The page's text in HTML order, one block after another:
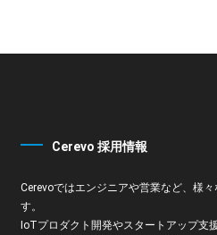
Cerevo 採用情報
Cerevoではエンジニアや営業など、様
す。
IoTプロダクト開発やスタートアップ支